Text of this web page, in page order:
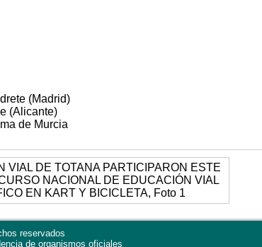
(Madrid)
(Alicante)
de Murcia
reservados
de organismos oficiales